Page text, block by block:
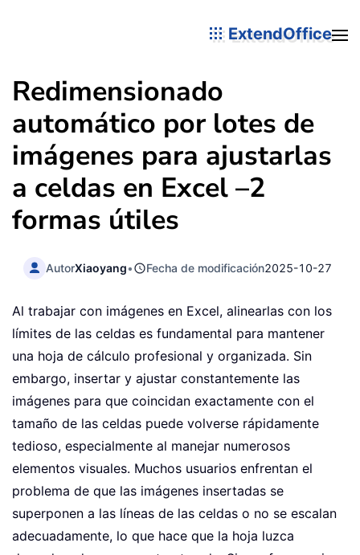
ExtendOffice
Redimensionado
automático por lotes de
imágenes para ajustarlas
a celdas en Excel –2
formas útiles
AutorXiaoyang• Fecha de modificación2025-10-27
Al trabajar con imágenes en Excel, alinearlas con los
límites de las celdas es fundamental para mantener
una hoja de cálculo profesional y organizada. Sin
embargo, insertar y ajustar constantemente las
imágenes para que coincidan exactamente con el
tamaño de las celdas puede volverse rápidamente
tedioso, especialmente al manejar numerosos
elementos visuales. Muchos usuarios enfrentan el
problema de que las imágenes insertadas se
superponen a las líneas de las celdas o no se escalan
adecuadamente, lo que hace que la hoja luzca